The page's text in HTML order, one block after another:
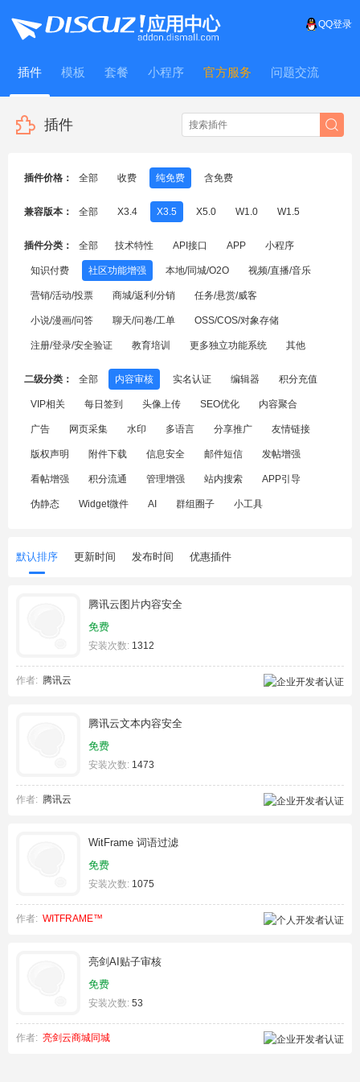
QQ登录
插件 模板 套餐 小程序 官方服务 问题交流
WitFrame
插件
插件价格： 全部 收费 纯免费 含免费
兼容版本： 全部 X3.4 X3.5 X5.0 W1.0 W1.5
插件分类： 全部 技术特性 API接口 APP 小程序
知识付费 社区功能增强 本地/同城/O2O 视频/直播/音乐
营销/活动/投票 商城/返利/分销 任务/悬赏/威客
小说/漫画/问答 聊天/问卷/工单 OSS/COS/对象存储
注册/登录/安全验证 教育培训 更多独立功能系统 其他
二级分类： 全部 内容审核 实名认证 编辑器 积分充值
VIP相关 每日签到 头像上传 SEO优化 内容聚合
广告 网页采集 水印 多语言 分享推广 友情链接
版权声明 附件下载 信息安全 邮件短信 发帖增强
看帖增强 积分流通 管理增强 站内搜索 APP引导
伪静态 Widget微件 AI 群组圈子 小工具
默认排序 更新时间 发布时间 优惠插件
腾讯云图片内容安全
免费
安装次数: 1312
作者: 腾讯云
腾讯云文本内容安全
免费
安装次数: 1473
作者: 腾讯云
WitFrame 词语过滤
免费
安装次数: 1075
作者: WITFRAME™
亮剑AI贴子审核
免费
安装次数: 53
作者: 亮剑云商城同城